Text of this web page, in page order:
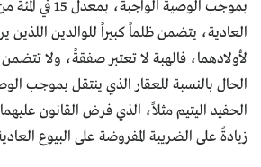
بموجب الوصية
العادية، يتضمن ظلماً كبيراً للوالدين اللذين
لأولادهما، فالهبة لا تعتبر صفقةً، ولا
الحال بالنسبة للعقار الذي ينتقل بموجب
زيادةً على الضريبة المفروضة على البيوع